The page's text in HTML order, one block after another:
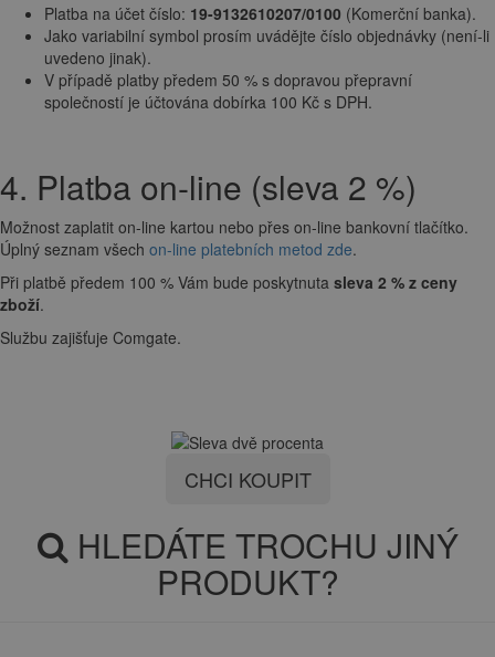
Platba na účet číslo: 19-9132610207/0100 (Komerční banka).
Jako variabilní symbol prosím uvádějte číslo objednávky (není-li
uvedeno jinak).
V případě platby předem 50 % s dopravou přepravní
společností je účtována dobírka 100 Kč s DPH.
4. Platba on-line (sleva 2 %)
Možnost zaplatit on-line kartou nebo přes on-line bankovní tlačítko.
Úplný seznam všech on-line platebních metod zde.
Při platbě předem 100 % Vám bude poskytnuta sleva 2 % z ceny
zboží.
Službu zajišťuje Comgate.
CHCI KOUPIT
HLEDÁTE TROCHU JINÝ
PRODUKT?